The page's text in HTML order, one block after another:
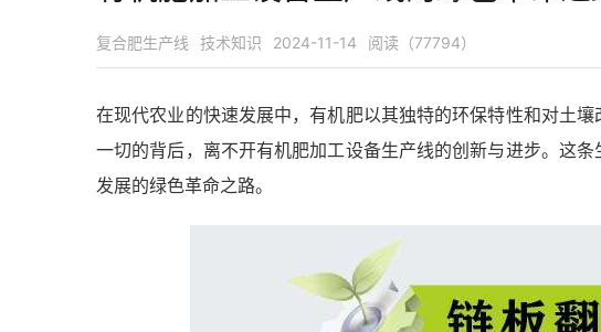
复合肥生产线 技术知识 2024-11-14 阅读（77794）
在现代农业的快速发展中，有机肥以其独特的环保特性和对土
一切的背后，离不开有机肥加工设备生产线的创新与进步。这
发展的绿色革命之路。